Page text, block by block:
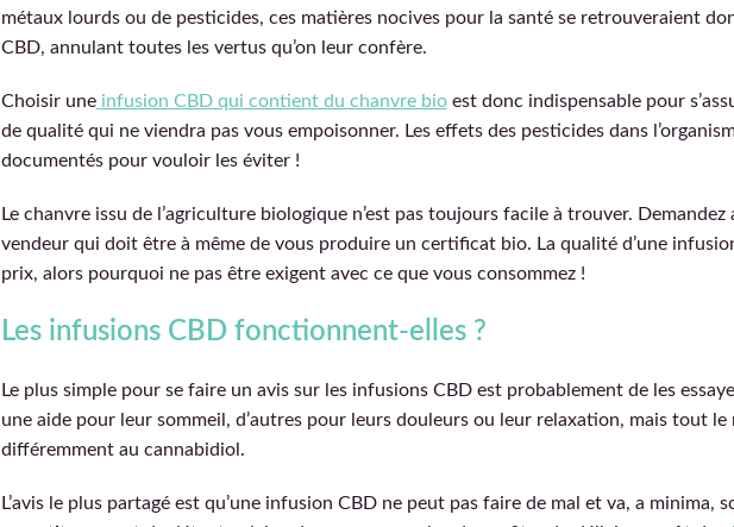
métaux lourds ou de pesticides, ces matières nocives pour la santé se retrouveraient
CBD, annulant toutes les vertus qu’on leur confère.
Choisir uneinfusion CBD qui contient du chanvre bioest donc indispensable pour
de qualité qui ne viendra pas vous empoisonner. Les effets des pesticides dans
documentés pour vouloir les éviter !
Le chanvre issu de l’agriculture biologique n’est pas toujours facile à trouver.
vendeur qui doit être à même de vous produire un certificat bio. La qualité d’une
prix, alors pourquoi ne pas être exigent avec ce que vous consommez !
Les infusions CBD fonctionnent-elles ?
Le plus simple pour se faire un avis sur les infusions CBD est probablement de les
une aide pour leur sommeil, d’autres pour leurs douleurs ou leur relaxation, mais tout le
différemment au cannabidiol.
L’avis le plus partagé est qu’une infusion CBD ne peut pas faire de mal et va, a minima,